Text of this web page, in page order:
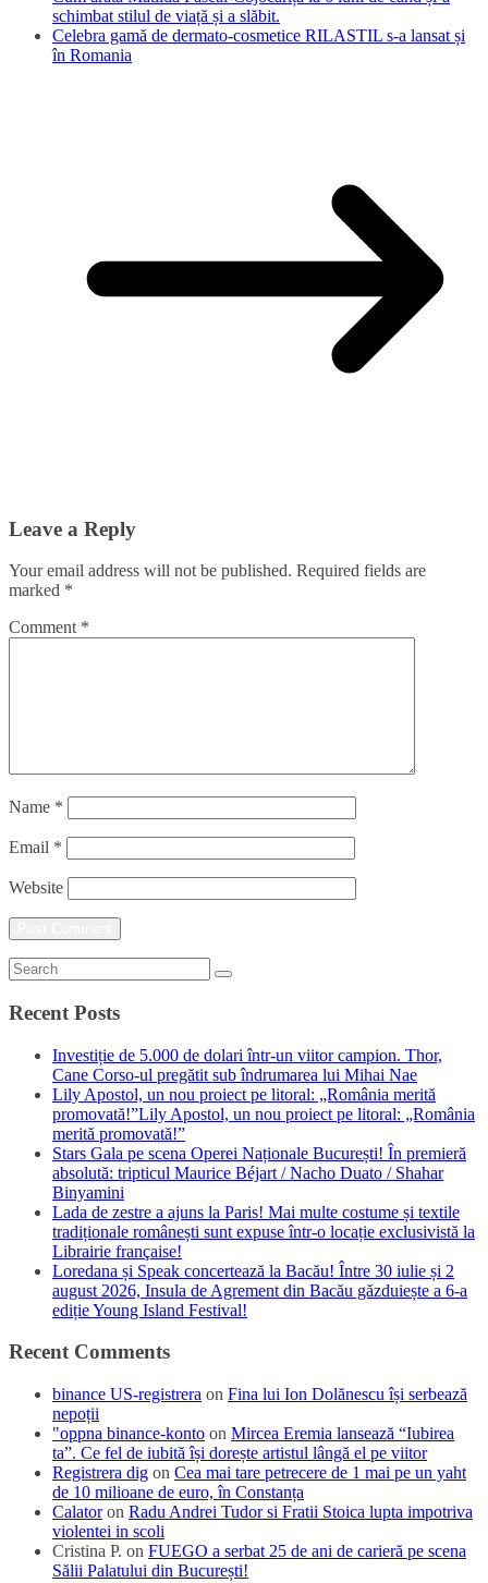
schimbat stilul de viață și a slăbit.
Celebra gamă de dermato-cosmetice RILASTIL s-a lansat și
în Romania
Leave a Reply
Your email address will not be published. Required fields are
marked *
Comment *
Name *
Email *
Website
Recent Posts
Investiție de 5.000 de dolari într-un viitor campion. Thor,
Cane Corso-ul pregătit sub îndrumarea lui Mihai Nae
Lily Apostol, un nou proiect pe litoral: „România merită
promovată!”Lily Apostol, un nou proiect pe litoral: „România
merită promovată!”
Stars Gala pe scena Operei Naționale București! În premieră
absolută: tripticul Maurice Béjart / Nacho Duato / Shahar
Binyamini
Lada de zestre a ajuns la Paris! Mai multe costume și textile
tradiționale românești sunt expuse într-o locație exclusivistă la
Librairie française!
Loredana și Speak concertează la Bacău! Între 30 iulie și 2
august 2026, Insula de Agrement din Bacău găzduiește a 6-a
ediție Young Island Festival!
Recent Comments
binance US-registrera on Fina lui Ion Dolănescu își serbează
nepoții
"oppna binance-konto on Mircea Eremia lansează “Iubirea
ta”. Ce fel de iubită își dorește artistul lângă el pe viitor
Registrera dig on Cea mai tare petrecere de 1 mai pe un yaht
de 10 milioane de euro, în Constanța
Calatoron Radu Andrei Tudor si Fratii Stoica lupta impotriva
violentei in scoli
Cristina P. on FUEGO a serbat 25 de ani de carieră pe scena
Sălii Palatului din București!